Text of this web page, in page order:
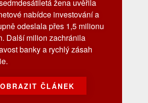
žena uvěřila
nabídce investování a
odeslala přes 1,5 milionu
Další milion zachránila
banky a rychlý zásah
ČLÁNEK